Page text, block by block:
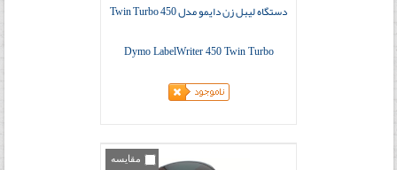
دستگاه لیبل زن دایمو مدل 450 Twin Turbo
Dymo LabelWriter 450 Twin Turbo
مقایسه